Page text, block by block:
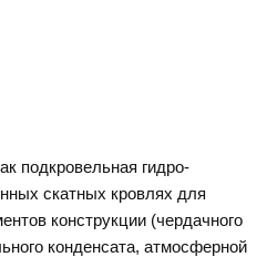
подкровельная гидро-
скатных кровлях для
конструкции (чердачного
конденсата, атмосферной